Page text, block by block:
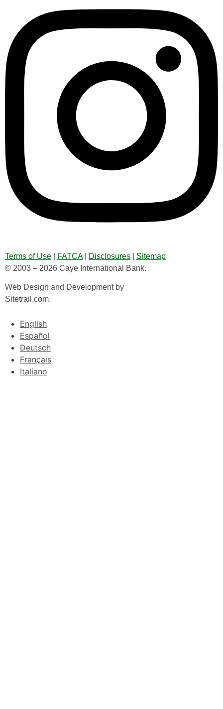
Terms of Use FATCA| Disclosures
Sitemap
© 2003 – 2026 Caye International Bank.
Web Design and Development by
Sitetrail.com.
English
Español
Deutsch
Français
Italiano